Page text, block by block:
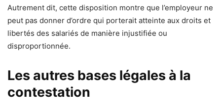
Autrement dit, cette disposition montre que l’employeur ne
peut pas donner d’ordre qui porterait atteinte aux droits et
libertés des salariés de manière injustifiée ou
disproportionnée.
Les autres bases légales à la
contestation